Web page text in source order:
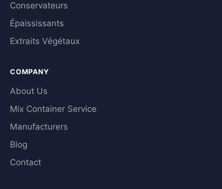
Conservateurs
Épaississants
Extraits Végétaux
COMPANY
About Us
Mix Container Service
Manufacturers
Blog
Contact